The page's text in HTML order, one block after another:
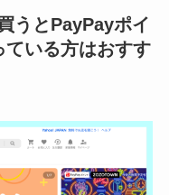
うとPayPayポイ
いる方はおすす